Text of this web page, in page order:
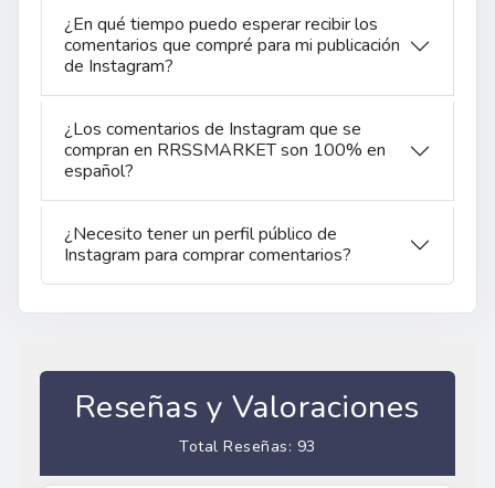
¿En qué tiempo puedo esperar recibir los
comentarios que compré para mi publicación
de Instagram?
¿Los comentarios de Instagram que se
compran en RRSSMARKET son 100% en
español?
¿Necesito tener un perfil público de
Instagram para comprar comentarios?
Reseñas y Valoraciones
Total Reseñas: 93